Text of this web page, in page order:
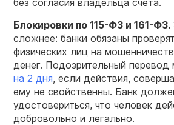
Блокировки по 115-ФЗ и 161-ФЗ.
сложнее: банки обязаны
физических лиц на
денег. Подозрительный перевод
на 2 дня, если действия,
ему не свойственны. Банк
удостовериться, что человек
добровольно и легально.